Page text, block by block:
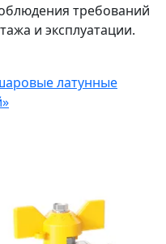
требований
и эксплуатации.
латунные